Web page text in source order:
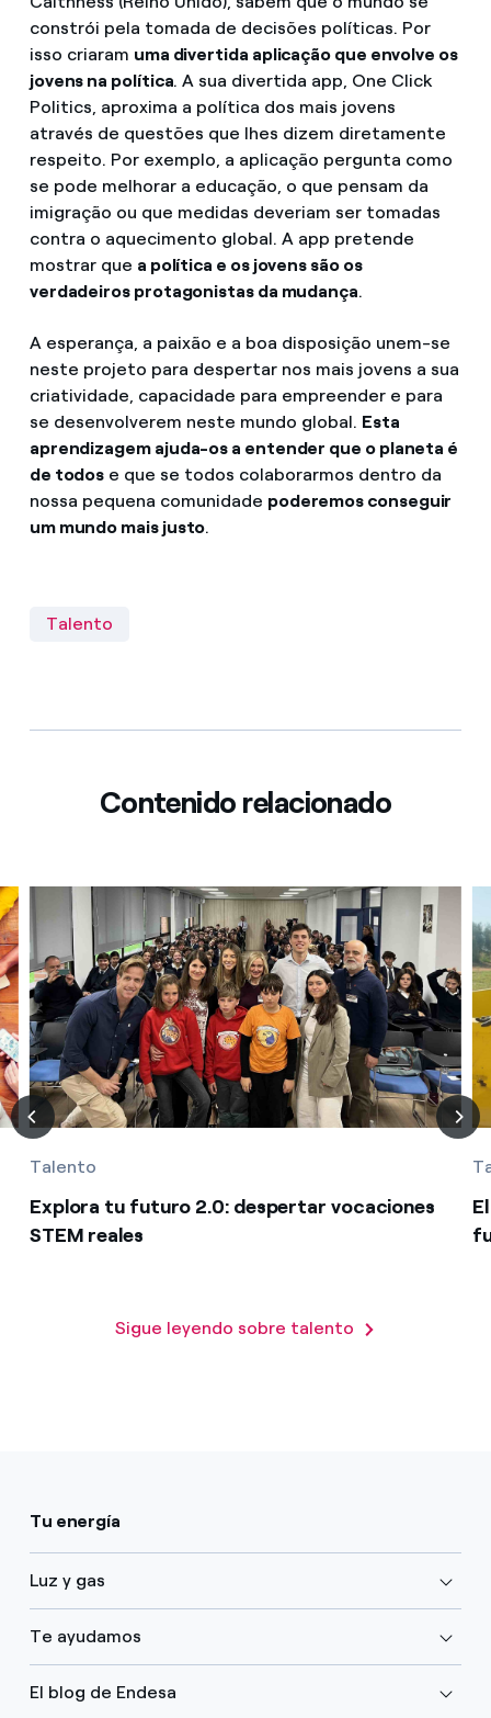
constrói pela tomada de decisões políticas. Por
isso criaram uma divertida aplicação que envolve os
jovens na política. A sua divertida app, One Click
Politics, aproxima a política dos mais jovens
através de questões que lhes dizem diretamente
respeito. Por exemplo, a aplicação pergunta como
se pode melhorar a educação, o que pensam da
imigração ou que medidas deveriam ser tomadas
contra o aquecimento global. A app pretende
mostrar que a política e os jovens são os
verdadeiros protagonistas da mudança.
A esperança, a paixão e a boa disposição unem-se
neste projeto para despertar nos mais jovens a sua
criatividade, capacidade para empreender e para
se desenvolverem neste mundo global. Esta
aprendizagem ajuda-os a entender que o planeta é
de todos e que se todos colaborarmos dentro da
nossa pequena comunidade poderemos conseguir
um mundo mais justo.
Talento
Contenido relacionado
Talento
Explora tu futuro 2.0: despertar vocaciones
STEM reales
Sigue leyendo sobre talento
Tu energía
Luz y gas
Te ayudamos
El blog de Endesa